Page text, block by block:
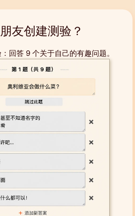
友创建测验？
回答 9 个关于自己的有趣问题。